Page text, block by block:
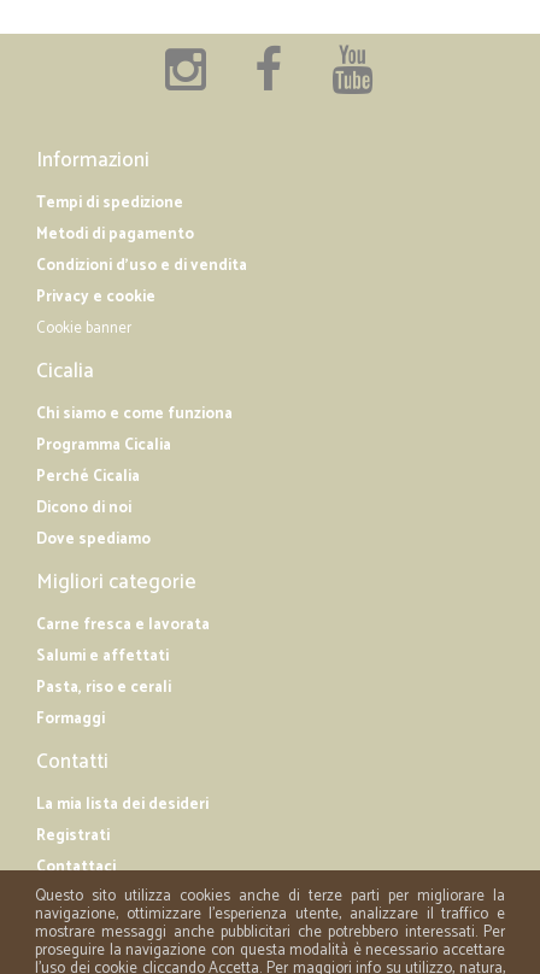
Informazioni
Tempi di spedizione
Metodi di pagamento
Condizioni d'uso e di vendita
Privacy e cookie
Cookie banner
Cicalia
Chi siamo e come funziona
Programma Cicalia
Perché Cicalia
Dicono di noi
Dove spediamo
Migliori categorie
Carne fresca e lavorata
Salumi e affettati
Pasta, riso e cerali
Formaggi
Contatti
La mia lista dei desideri
Registrati
Contattaci
Questo sito utilizza cookies anche di terze parti per migliorare la
navigazione, ottimizzare l'esperienza utente, analizzare il traffico e
mostrare messaggi anche pubblicitari che potrebbero interessati. Per
proseguire la navigazione con questa modalità è necessario accettare
l'uso dei cookie cliccando Accetta. Per maggiori info su utilizzo, natura,